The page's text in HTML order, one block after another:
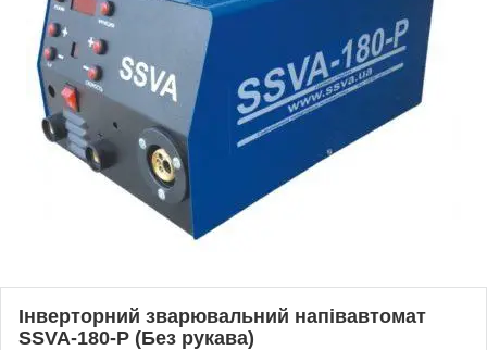
Інверторний зварювальний напівавтомат
SSVA-180-P (Без рукава)